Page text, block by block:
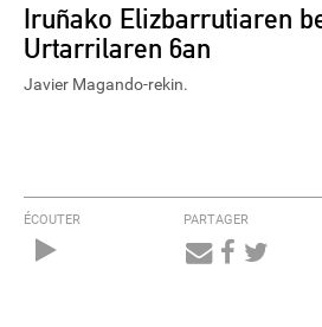
Iruñako Elizbarrutiaren
Urtarrilaren 6an
Javier Magando-rekin.
ÉCOUTER PARTAGER